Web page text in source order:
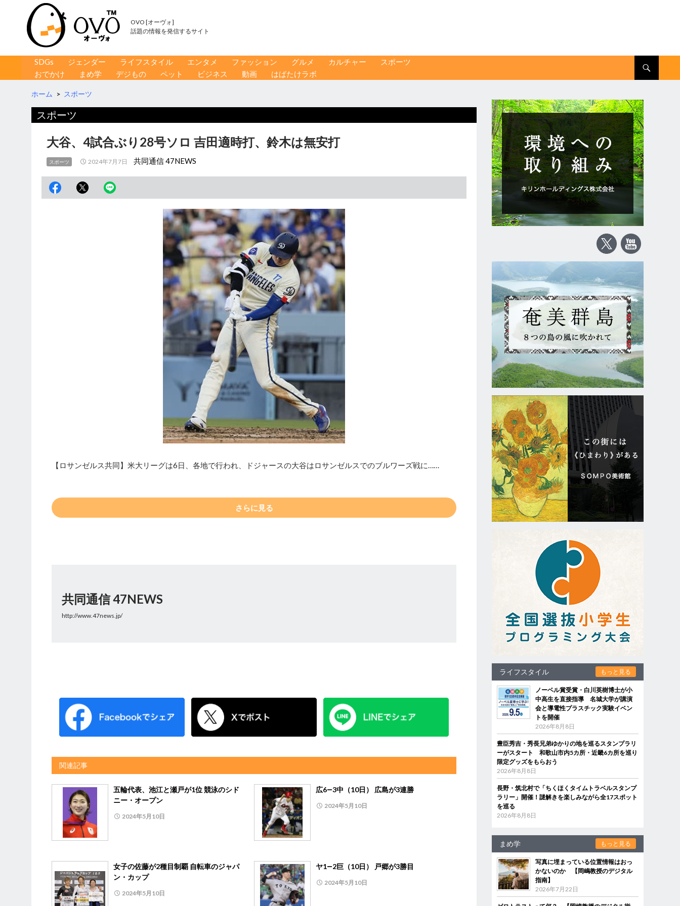
OVO [オーヴォ]
話題の情報を発信するサイト
コンテンツへ移動
SDGs ジェンダー ライフスタイル エンタメ ファッション グルメ カルチャー
スポーツ
おでかけ
まめ学 デジもの ペット ビジネス 動画 はばたけラボ
ホーム > スポーツ
スポーツ
大谷、4試合ぶり28号ソロ 吉田適時打、鈴木は無安打
スポーツ 2024年7月7日 共同通信 47NEWS
【ロサンゼルス共同】米大リーグは6日、各地で行われ、ドジャースの大谷はロサンゼルスでのブルワーズ戦に……
さらに見る
共同通信 47NEWS
http://www.47news.jp/
関連記事
五輪代表、池江と瀬戸が1位 競泳のシド
ニー・オープン
2024年5月10日
広6―3中（10日） 広島が3連勝
2024年5月10日
女子の佐藤が2種目制覇 自転車のジャパ
ン・カップ
2024年5月10日
ヤ1―2巨（10日） 戸郷が3勝目
2024年5月10日
ライフスタイル もっと見る
ノーベル賞受賞・白川英樹博士が小
中高生を直接指導 名城大学が講演
会と導電性プラスチック実験イベン
トを開催
2026年8月8日
豊臣秀吉・秀長兄弟ゆかりの地を巡るスタンプラリ
ーがスタート 和歌山市内5カ所・近畿6カ所を巡り
限定グッズをもらおう
2026年8月8日
長野・筑北村で「ちくほくタイムトラベルスタンプ
ラリー」開催！謎解きを楽しみながら全17スポット
を巡る
2026年8月8日
まめ学 もっと見る
写真に埋まっている位置情報はおっ
かないのか 【岡嶋教授のデジタル
指南】
2026年7月22日